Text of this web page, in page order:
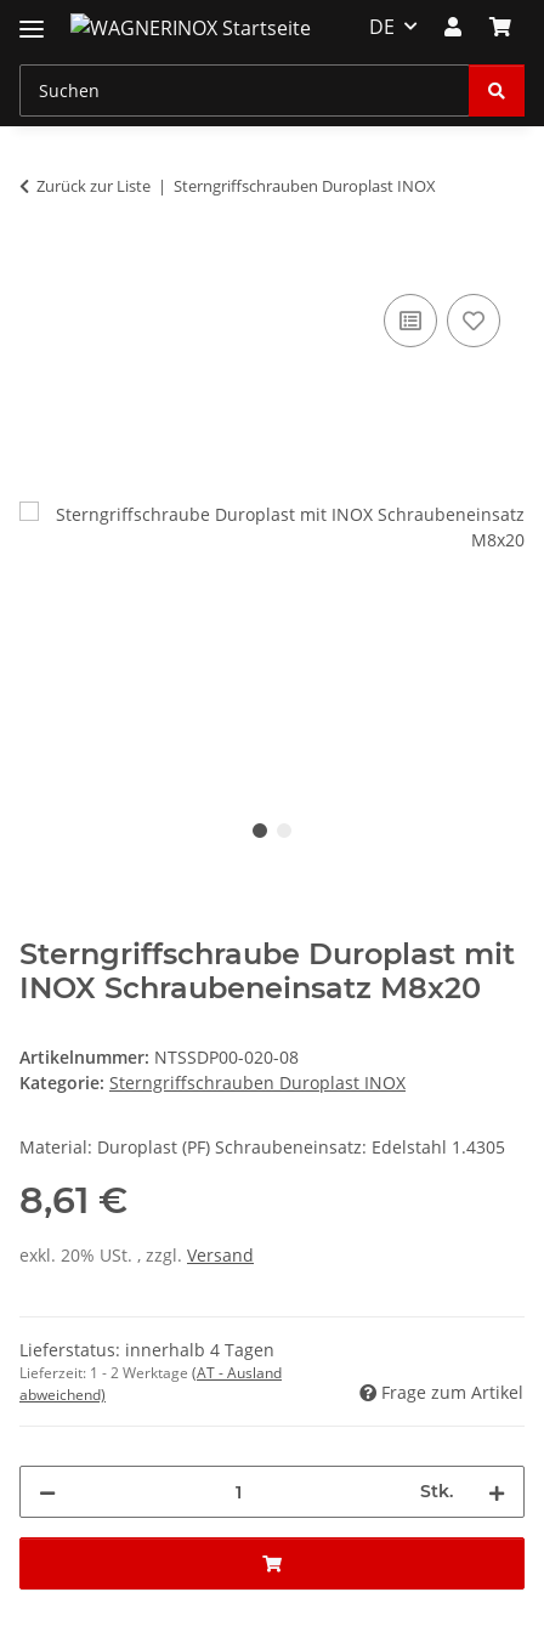
DE
Zurück zur Liste Sterngriffschrauben Duroplast INOX
Sterngriffschraube Duroplast mit
INOX Schraubeneinsatz M8x20
Artikelnummer: NTSSDP00-020-08
Kategorie: Sterngriffschrauben Duroplast INOX
Material: Duroplast (PF) Schraubeneinsatz: Edelstahl 1.4305
8,61 €
exkl. 20% USt. , zzgl. Versand
Lieferstatus: innerhalb 4 Tagen
Lieferzeit: 1 - 2 Werktage (AT - Ausland
abweichend)
Frage zum Artikel
Stk.